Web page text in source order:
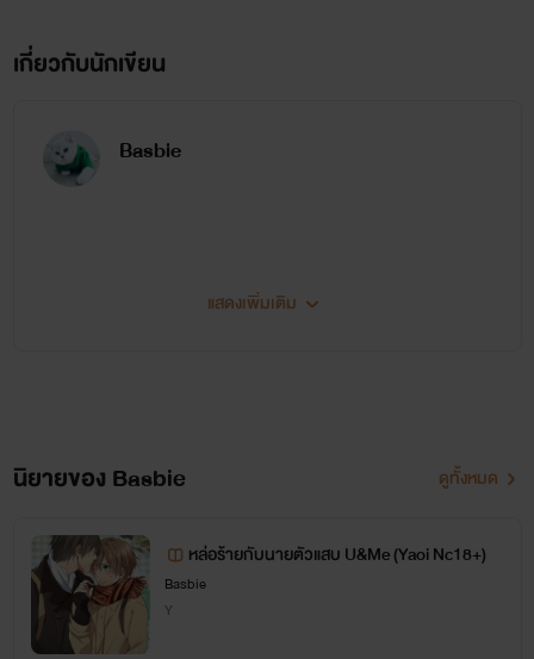
ดรีม ดาริน นรัทวรเกียรติ
นักศึกษาสาว ปี 2 ดาวประจำคณะมนุษย์ศาสตร์
นิสัยร่าเริง จิตใจดี สาววายตัวเงียบ
เกี่ยวกับนักเขียน
Basbie
แสดงเพิ่มเติม
นิยายของ Basbie ดูทั้งหมด
หล่อร้ายกับนายตัวแสบ U&Me (Yaoi Nc18+)
Basbie
Y